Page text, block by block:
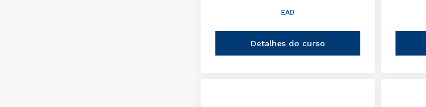
EAD
Detalhes do curso